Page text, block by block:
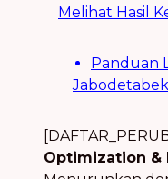
Melihat Hasil
Panduan
Optimization &